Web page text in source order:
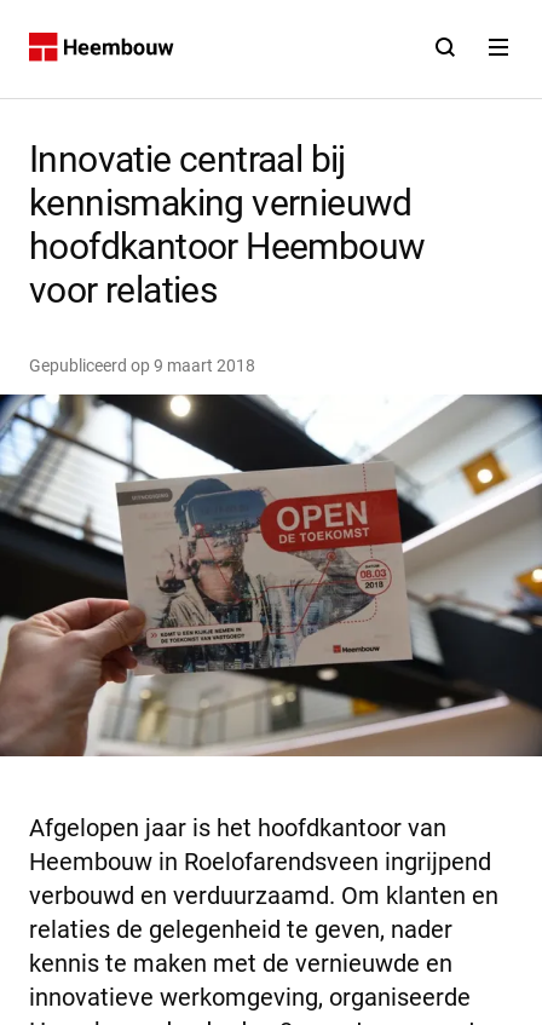
Home Open Open
Contact
Innovatie centraal bij
kennismaking vernieuwd
hoofdkantoor Heembouw
voor relaties
Gepubliceerd op 9 maart 2018
Afgelopen jaar is het hoofdkantoor van
Heembouw in Roelofarendsveen ingrijpend
verbouwd en verduurzaamd. Om klanten en
relaties de gelegenheid te geven, nader
kennis te maken met de vernieuwde en
innovatieve werkomgeving, organiseerde